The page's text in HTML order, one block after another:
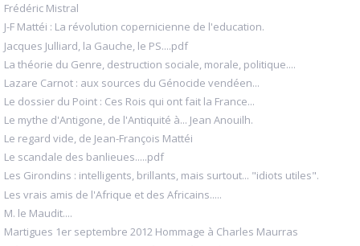
Frédéric Mistral
J-F Mattéi : La révolution copernicienne de l'education.
Jacques Julliard, la Gauche, le PS....pdf
La théorie du Genre, destruction sociale, morale, politique....
Lazare Carnot : aux sources du Génocide vendéen...
Le dossier du Point : Ces Rois qui ont fait la France...
Le mythe d'Antigone, de l'Antiquité à... Jean Anouilh.
Le regard vide, de Jean-François Mattéi
Le scandale des banlieues.....pdf
Les Girondins : intelligents, brillants, mais surtout... "idiots utiles".
Les vrais amis de l'Afrique et des Africains.....
M. le Maudit....
Martigues 1er septembre 2012 Hommage à Charles Maurras